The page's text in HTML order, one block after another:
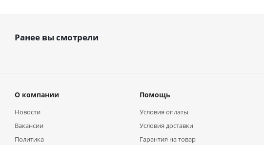
Ранее вы смотрели
О компании
Новости
Вакансии
Политика
Помощь
Условия оплаты
Условия доставки
Гарантия на товар